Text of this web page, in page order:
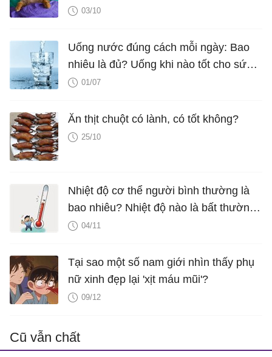
03/10
Uống nước đúng cách mỗi ngày: Bao
nhiêu là đủ? Uống khi nào tốt cho sức
khỏe?
01/07
Ăn thịt chuột có lành, có tốt không?
25/10
Nhiệt độ cơ thể người bình thường là
bao nhiêu? Nhiệt độ nào là bất thường
cần đi khám?
04/11
Tại sao một số nam giới nhìn thấy phụ
nữ xinh đẹp lại 'xịt máu mũi'?
09/12
Cũ vẫn chất